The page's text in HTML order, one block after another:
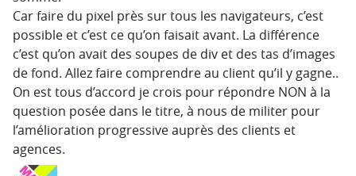
Car faire du pixel près sur tous les navigateurs, c’est
possible et c’est ce qu’on faisait avant. La différence
c’est qu’on avait des soupes de div et des tas d’images
de fond. Allez faire comprendre au client qu’il y gagne..
On est tous d’accord je crois pour répondre NON à la
question posée dans le titre, à nous de militer pour
l’amélioration progressive auprès des clients et
agences.